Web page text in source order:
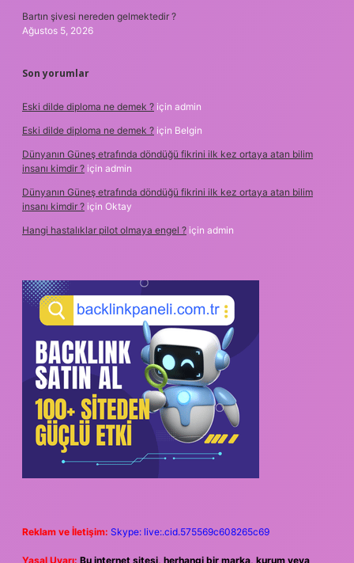
Bartın şivesi nereden gelmektedir ?
Ağustos 5, 2026
Son yorumlar
Eski dilde diploma ne demek ? için admin
Eski dilde diploma ne demek ? için Belgin
Dünyanın Güneş etrafında döndüğü fikrini ilk kez ortaya atan bilim
insanı kimdir ? için admin
Dünyanın Güneş etrafında döndüğü fikrini ilk kez ortaya atan bilim
insanı kimdir ? için Oktay
Hangi hastalıklar pilot olmaya engel ? için admin
Reklam ve İletişim: Skype: live:.cid.575569c608265c69
Yasal Uyarı: Bu internet sitesi, herhangi bir marka, kurum veya